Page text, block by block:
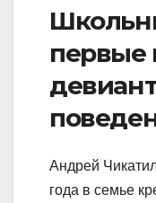
первые
Андрей
года в семье